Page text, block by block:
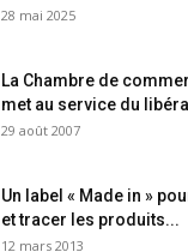
28 mai 2025
La Chambre de
met au service du
29 août 2007
Un label « Made in »
et tracer les produits...
12 mars 2013